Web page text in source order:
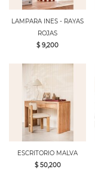
LAMPARA INES - RAYAS
ROJAS
$ 9,200
ESCRITORIO MALVA
$ 50,200